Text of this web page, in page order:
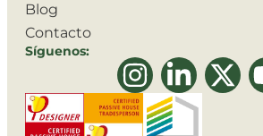
Blog
Contacto
Síguenos: